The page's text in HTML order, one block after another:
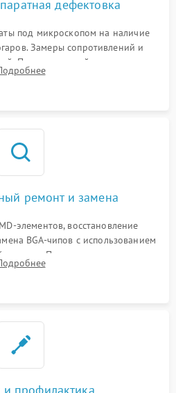
дефектовка
под микроскопом на наличие
Замеры сопротивлений и
Проверка цепей питания,
процессора и видеочипа.
ремонт и замена
элементов, восстановление
BGA-чипов с использованием
станции. Прошивка микросхемы
портов USB